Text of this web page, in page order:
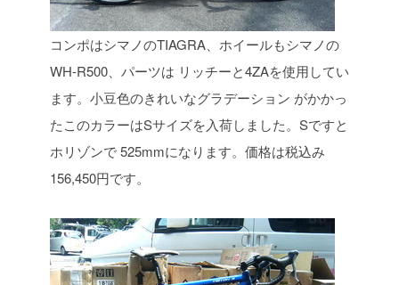
コンポはシマノのTIAGRA、ホイールもシマノの
WH-R500、パーツは リッチーと4ZAを使用してい
ます。小豆色のきれいなグラデーション がかかっ
たこのカラーはSサイズを入荷しました。Sですと
ホリゾンで525mmになります。価格は税込み
156,450円です。